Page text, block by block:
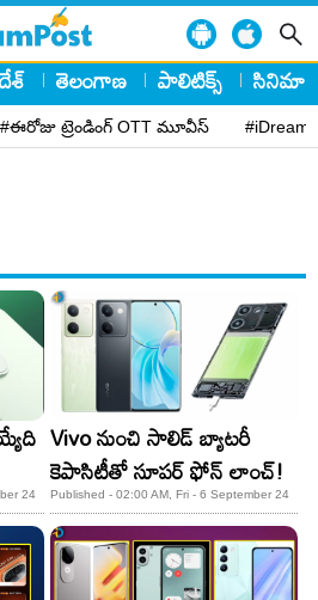
తెలంగాణ పాలిటిక్స్ సినిమా
#ఈరోజు ట్రెండింగ్ OTT మూవీస్
24
Vivo నుంచి సాలిడ్ బ్యాటరీ
కెపాసిటీతో సూపర్ ఫోన్ లాంచ్!
Published - 02:00 AM, Fri - 6 September 24